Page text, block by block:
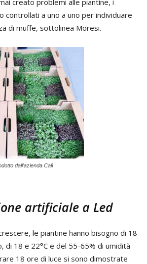
controllati a uno a uno per individuare
di muffe, sottolinea Moresi.
dall’azienda Calì
artificiale a Led
le piantine hanno bisogno di 18
di 18 e 22°C e del 55-65% di umidità
18 ore di luce si sono dimostrate